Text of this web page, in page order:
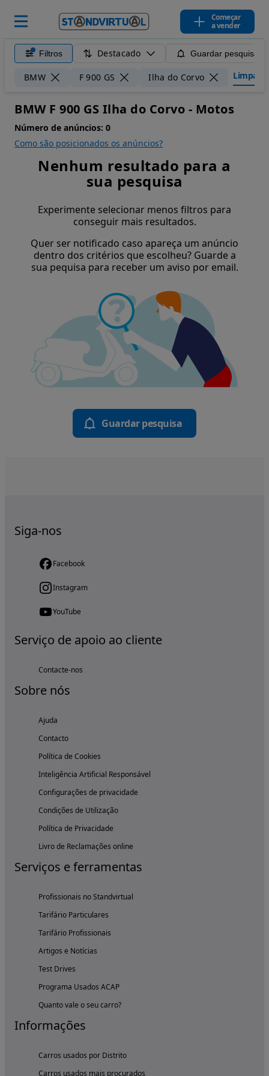
Começar
a vender
Filtros Destacado Guardar pesquisa
BMW F 900 GS Ilha do Corvo Limpar
BMW F 900 GS Ilha do Corvo - Motos
Número de anúncios: 0
Como são posicionados os anúncios?
Nenhum resultado para a
sua pesquisa
Experimente selecionar menos filtros para
conseguir mais resultados.
Quer ser notificado caso apareça um anúncio
dentro dos critérios que escolheu? Guarde a
sua pequisa para receber um aviso por email.
Guardar pesquisa
Siga-nos
Facebook
Instagram
YouTube
Serviço de apoio ao cliente
Contacte-nos
Sobre nós
Ajuda
Contacto
Política de Cookies
Inteligência Artificial Responsável
Configurações de privacidade
Condições de Utilização
Política de Privacidade
Livro de Reclamações online
Serviços e ferramentas
Profissionais no Standvirtual
Tarifário Particulares
Tarifário Profissionais
Artigos e Notícias
Test Drives
Programa Usados ACAP
Quanto vale o seu carro?
Informações
Carros usados por Distrito
Carros usados mais procurados